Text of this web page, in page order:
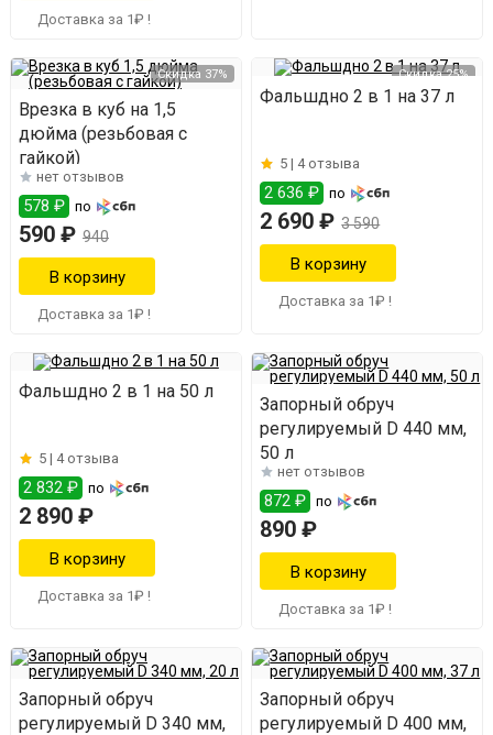
Доставка за 1₽ !
Скидка 37%
Врезка в куб на 1,5
дюйма (резьбовая с
гайкой)
нет отзывов
578 ₽ по
590 ₽ 940
Доставка за 1₽ !
Скидка 25%
Фальшдно 2 в 1 на 37 л
5 | 4 отзыва
2 636 ₽ по
2 690 ₽ 3 590
Доставка за 1₽ !
Фальшдно 2 в 1 на 50 л
5 | 4 отзыва
2 832 ₽ по
2 890 ₽
Доставка за 1₽ !
Запорный обруч
регулируемый D 440 мм,
50 л
нет отзывов
872 ₽ по
890 ₽
Доставка за 1₽ !
Запорный обруч
регулируемый D 340 мм,
Запорный обруч
регулируемый D 400 мм,